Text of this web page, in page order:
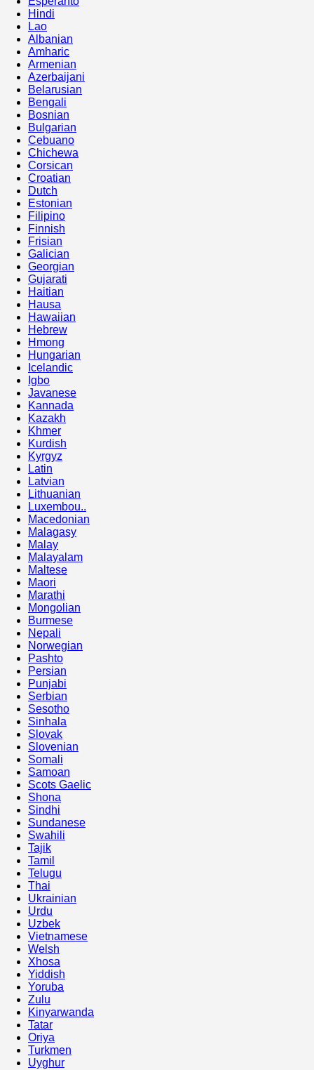
Hindi
Lao
Albanian
Amharic
Armenian
Azerbaijani
Belarusian
Bengali
Bosnian
Bulgarian
Cebuano
Chichewa
Corsican
Croatian
Dutch
Estonian
Filipino
Finnish
Frisian
Galician
Georgian
Gujarati
Haitian
Hausa
Hawaiian
Hebrew
Hmong
Hungarian
Icelandic
Igbo
Javanese
Kannada
Kazakh
Khmer
Kurdish
Kyrgyz
Latin
Latvian
Lithuanian
Luxembou..
Macedonian
Malagasy
Malay
Malayalam
Maltese
Maori
Marathi
Mongolian
Burmese
Nepali
Norwegian
Pashto
Persian
Punjabi
Serbian
Sesotho
Sinhala
Slovak
Slovenian
Somali
Samoan
Scots Gaelic
Shona
Sindhi
Sundanese
Swahili
Tajik
Tamil
Telugu
Thai
Ukrainian
Urdu
Uzbek
Vietnamese
Welsh
Xhosa
Yiddish
Yoruba
Zulu
Kinyarwanda
Tatar
Oriya
Turkmen
Uyghur